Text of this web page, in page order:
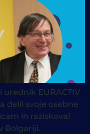
EURACTIV
delil svoje osebne
in raziskoval
Bolgariji.